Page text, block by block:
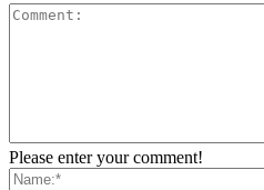
Please enter your comment!